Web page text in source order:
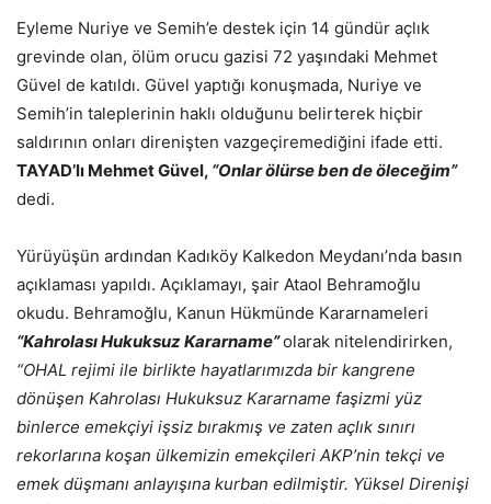
Eyleme Nuriye ve Semih’e destek için 14 gündür açlık
grevinde olan, ölüm orucu gazisi 72 yaşındaki Mehmet
Güvel de katıldı. Güvel yaptığı konuşmada, Nuriye ve
Semih’in taleplerinin haklı olduğunu belirterek hiçbir
saldırının onları direnişten vazgeçiremediğini ifade etti.
TAYAD’lı Mehmet Güvel, “Onlar ölürse ben de öleceğim”
dedi.
Yürüyüşün ardından Kadıköy Kalkedon Meydanı’nda basın
açıklaması yapıldı. Açıklamayı, şair Ataol Behramoğlu
okudu. Behramoğlu, Kanun Hükmünde Kararnameleri
“Kahrolası Hukuksuz Kararname”olarak nitelendirirken,
“OHAL rejimi ile birlikte hayatlarımızda bir kangrene
dönüşen Kahrolası Hukuksuz Kararname faşizmi yüz
binlerce emekçiyi işsiz bırakmış ve zaten açlık sınırı
rekorlarına koşan ülkemizin emekçileri AKP’nin tekçi ve
emek düşmanı anlayışına kurban edilmiştir. Yüksel Direnişi